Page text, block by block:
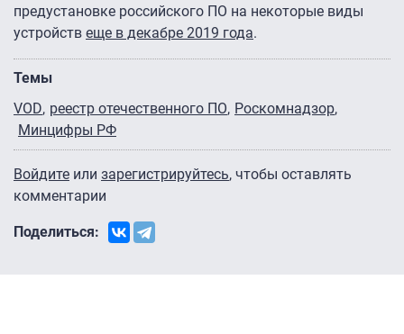
предустановке российского ПО на некоторые виды
устройств еще в декабре 2019 года.
Темы
VOD реестр отечественного ПО Роскомнадзор
Минцифры РФ
Войдите или зарегистрируйтесь, чтобы оставлять
комментарии
Поделиться: